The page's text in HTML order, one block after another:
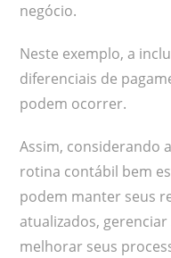
negócio.
Neste exemplo, a
diferenciais de
podem ocorrer.
Assim, considerando
rotina contábil bem
podem manter seus
atualizados,
melhorar seus